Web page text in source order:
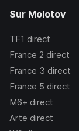
Sur Molotov
TF1 direct
France 2 direct
France 3 direct
France 5 direct
M6+ direct
Arte direct